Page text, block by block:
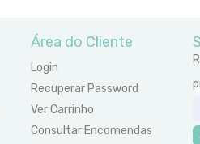
Área do Cliente
Login
Recuperar Password
Ver Carrinho
Consultar Encomendas